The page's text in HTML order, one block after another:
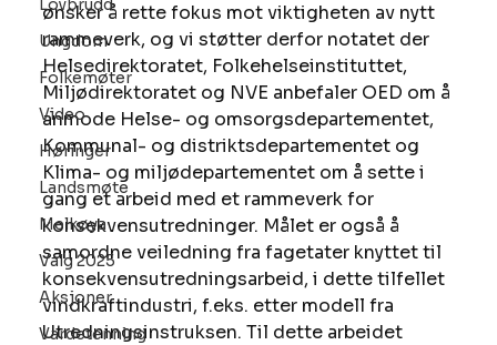
Lovbrudd
Ungdom
Folkemøter
Video
Høringer
Landsmøte
Melkøya
Valg 2025
Aksjoner
Vardetenning
ønsker å rette fokus mot viktigheten av nytt
rammeverk, og vi støtter derfor notatet der
Helsedirektoratet, Folkehelseinstituttet,
Miljødirektoratet og NVE anbefaler OED om å
anmode Helse- og omsorgsdepartementet,
Kommunal- og distriktsdepartementet og
Klima- og miljødepartementet om å sette i
gang et arbeid med et rammeverk for
konsekvensutredninger. Målet er også å
samordne veiledning fra fagetater knyttet til
konsekvensutredningsarbeid, i dette tilfellet
vindkraftindustri, f.eks. etter modell fra
Utredningsinstruksen. Til dette arbeidet